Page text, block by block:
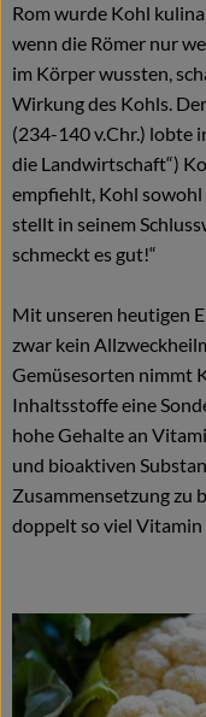
Rom wurde Kohl
wenn die Römer nur
im Körper wussten,
Wirkung des Kohls.
(234-140 v.Chr.) lobte
die Landwirtschaft“)
empfiehlt, Kohl sowohl
stellt in seinem
schmeckt es gut!“
Mit unseren heutigen
zwar kein
Gemüsesorten nimmt
Inhaltsstoffe eine
hohe Gehalte an
und bioaktiven
Zusammensetzung zu
doppelt so viel